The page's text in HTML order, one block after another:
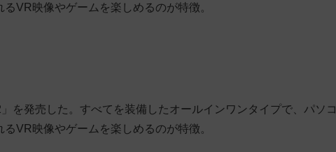
VR映像やゲームを楽しめるのが特徴。
を発売した。すべてを装備したオールインワンタイプで、パソコ
VR映像やゲームを楽しめるのが特徴。